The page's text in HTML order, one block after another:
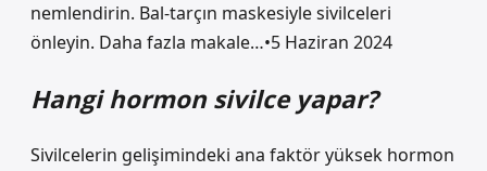
nemlendirin. Bal-tarçın maskesiyle sivilceleri
önleyin. Daha fazla makale…•5 Haziran 2024
Hangi hormon sivilce yapar?
Sivilcelerin gelişimindeki ana faktör yüksek hormon